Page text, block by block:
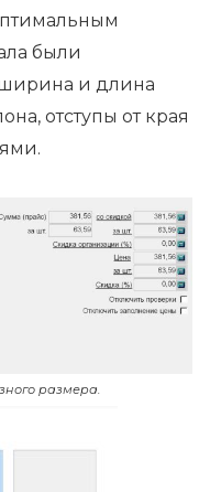
были
и длина
отступы от края
размера.